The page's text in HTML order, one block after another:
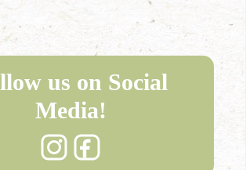
us on Social
Media!